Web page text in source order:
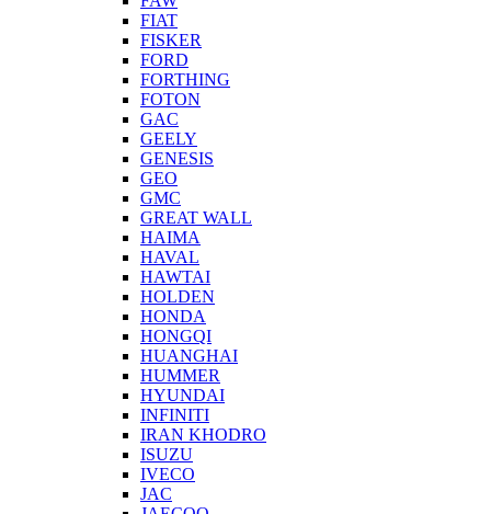
FIAT
FISKER
FORD
FORTHING
FOTON
GAC
GEELY
GENESIS
GEO
GMC
GREAT WALL
HAIMA
HAVAL
HAWTAI
HOLDEN
HONDA
HONGQI
HUANGHAI
HUMMER
HYUNDAI
INFINITI
IRAN KHODRO
ISUZU
IVECO
JAC